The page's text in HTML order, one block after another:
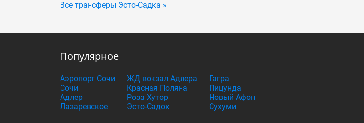
Все трансферы Эсто-Садка »
Популярное
Аэропорт Сочи
Сочи
Адлер
Лазаревское
ЖД вокзал Адлера
Красная Поляна
Роза Хутор
Эсто-Садок
Гагра
Пицунда
Новый Афон
Сухуми